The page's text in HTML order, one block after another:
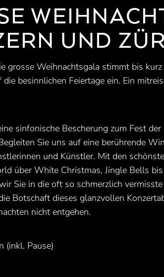
UND
grosse Weihnachtsgala stimmt bis
besinnlichen Feiertage ein. Ein
sinfonische Bescherung zum Fest
Sie uns auf eine berührende
und Künstler. Mit den
über White Christmas, Jingle Bells
Sie in die oft so schmerzlich
Botschaft dieses glanzvollen
nicht entgehen.
(inkl. Pause)